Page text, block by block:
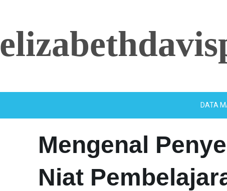
DATA
Mengenal
Niat